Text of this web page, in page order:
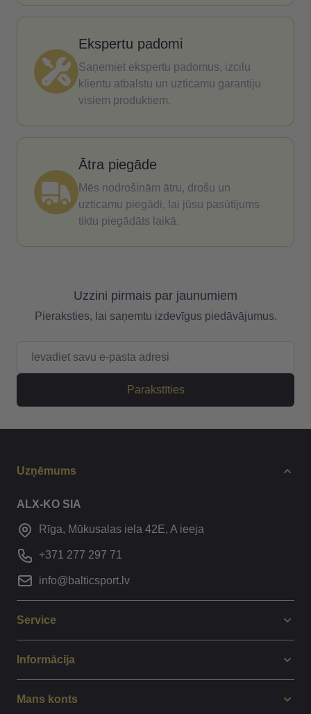
Ekspertu padomi
Saņemiet ekspertu padomus, izcilu
klientu atbalstu un uzticamu garantiju
visiem produktiem.
Ātra piegāde
Mēs nodrošinām ātru, drošu un
uzticamu piegādi, lai jūsu pasūtījums
tiktu piegādāts laikā.
Uzzini pirmais par jaunumiem
Pieraksties, lai saņemtu izdevīgus piedāvājumus.
Parakstīties
Uzņēmums
ALX-KO SIA
Rīga, Mūkusalas iela 42E, A ieeja
+371 277 297 71
info@balticsport.lv
Service
Informācija
Mans konts